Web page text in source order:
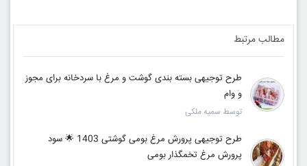
مطالب مرتبط
طرح توجیهی بسته بندی گوشت و مرغ با سردخانه برای مجوز
و وام
توسط سمیه ملکی
طرح توجیهی پرورش مرغ بومی گوشتی 1403 🌟 سود
پرورش مرغ تخمگذار بومی